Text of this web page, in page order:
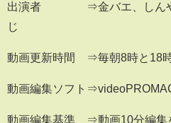
出演者 ⇒金バエ、しんや
じ
動画更新時間 ⇒毎朝8時と18
動画編集ソフト
動画編集基準 ⇒動画10分編集